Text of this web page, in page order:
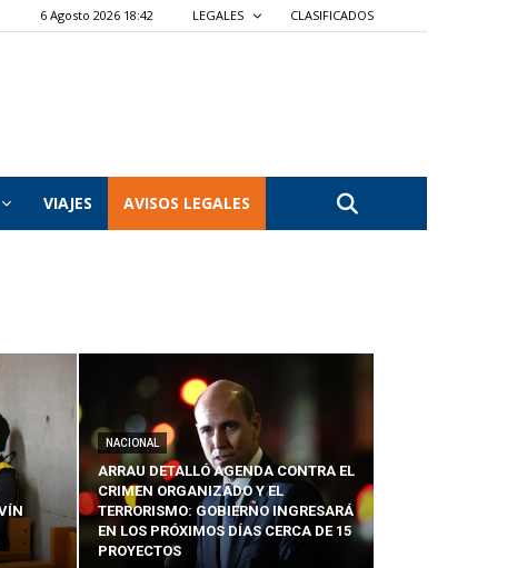
6 Agosto 2026 18:42 LEGALES CLASIFICADOS
VIAJES AVISOS LEGALES
NACIONAL
ARRAU DETALLÓ AGENDA CONTRA EL
CRIMEN ORGANIZADO Y EL
TERRORISMO: GOBIERNO INGRESARÁ
EN LOS PRÓXIMOS DÍAS CERCA DE 15
PROYECTOS